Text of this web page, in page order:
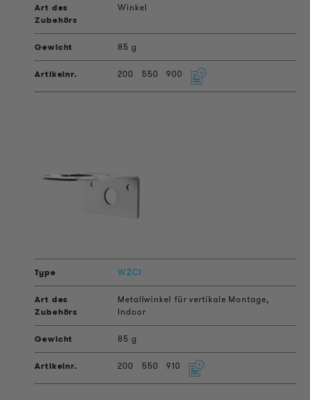
Winkel
85 g
200 550 900
WZCI
Metallwinkel für vertikale Montage,
Indoor
85 g
200 550 910